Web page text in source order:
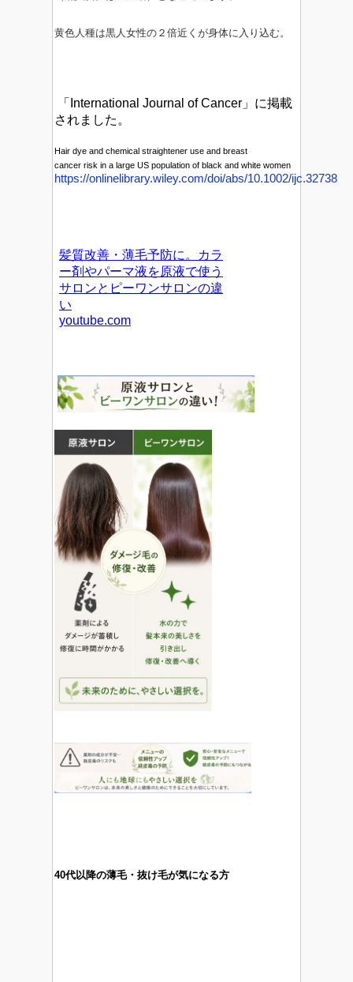
黄色人種は黒人女性の２倍近くが身体に入り込む。
「International Journal of Cancer」に掲載
されました。
Hair dye and chemical straightener use and breast
cancer risk in a large US population of black and white women
https://onlinelibrary.wiley.com/doi/abs/10.1002/ijc.32738
髪質改善・薄毛予防に。カラ
ー剤やパーマ液を原液で使う
サロンとピーワンサロンの違
い
youtube.com
40代以降の薄毛・抜け毛が気になる方